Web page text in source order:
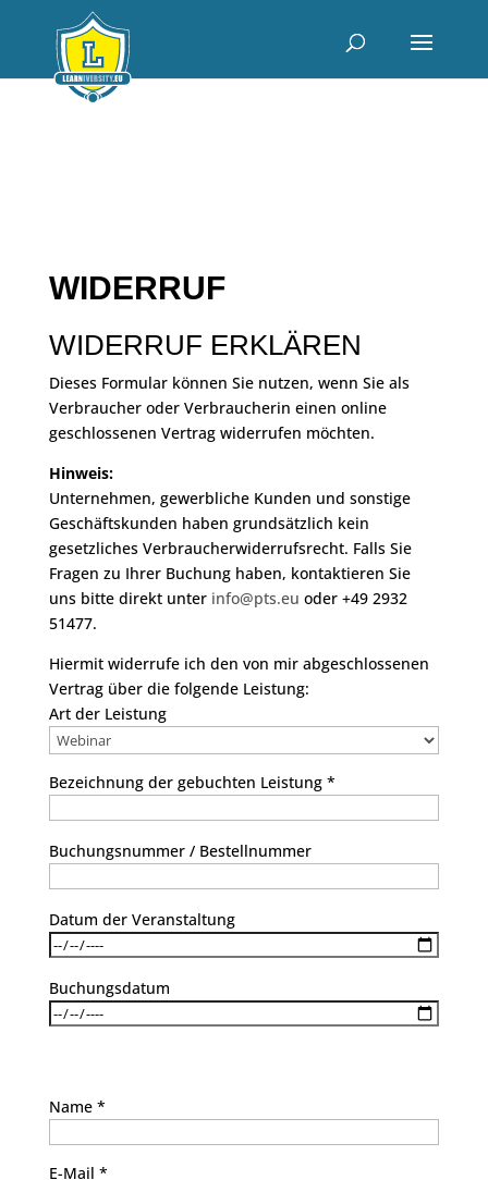
WIDERRUF
WIDERRUF ERKLÄREN
Dieses Formular können Sie nutzen, wenn Sie als
Verbraucher oder Verbraucherin einen online
geschlossenen Vertrag widerrufen möchten.
Hinweis:
Unternehmen, gewerbliche Kunden und sonstige
Geschäftskunden haben grundsätzlich kein
gesetzliches Verbraucherwiderrufsrecht. Falls Sie
Fragen zu Ihrer Buchung haben, kontaktieren Sie
uns bitte direkt unter info@pts.eu oder +49 2932
51477.
Hiermit widerrufe ich den von mir abgeschlossenen
Vertrag über die folgende Leistung:
Art der Leistung
Bezeichnung der gebuchten Leistung *
Buchungsnummer / Bestellnummer
Datum der Veranstaltung
Buchungsdatum
Name *
E-Mail *